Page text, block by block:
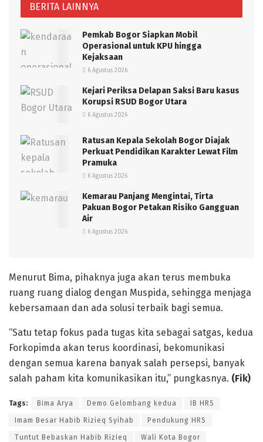
BERITA LAINNYA
Pemkab Bogor Siapkan Mobil
Operasional untuk KPU hingga
Kejaksaan
6 Agustus 2026
Kejari Periksa Delapan Saksi Baru kasus
Korupsi RSUD Bogor Utara
6 Agustus 2026
Ratusan Kepala Sekolah Bogor Diajak
Perkuat Pendidikan Karakter Lewat Film
Pramuka
6 Agustus 2026
Kemarau Panjang Mengintai, Tirta
Pakuan Bogor Petakan Risiko Gangguan
Air
6 Agustus 2026
Menurut Bima, pihaknya juga akan terus membuka
ruang ruang dialog dengan Muspida, sehingga menjaga
kebersamaan dan ada solusi terbaik bagi semua.
“Satu tetap fokus pada tugas kita sebagai satgas, kedua
Forkopimda akan terus koordinasi, bekomunikasi
dengan semua karena banyak salah persepsi, banyak
salah paham kita komunikasikan itu,” pungkasnya. (Fik)
Tags: Bima Arya Demo Gelombang kedua IB HRS
Imam Besar Habib Rizieq Syihab Pendukung HRS
Tuntut Bebaskan Habib Rizieq Wali Kota Bogor